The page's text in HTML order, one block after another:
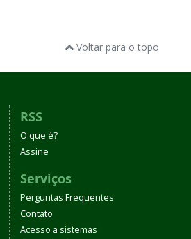
Voltar para o topo
RSS
O que é?
Assine
Serviços
Perguntas Frequentes
Contato
Acesso a sistemas